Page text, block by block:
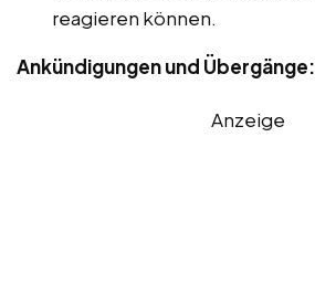
reagieren können.
Ankündigungen und Übergänge:
Anzeige